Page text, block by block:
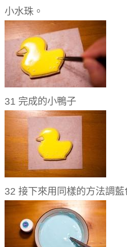
小水珠。
31 完成的小鴨子
32 接下來用同樣的方法調藍